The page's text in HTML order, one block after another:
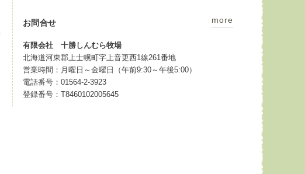
お問合せ more
有限会社 十勝しんむら牧場
北海道河東郡上士幌町字上音更西1線261番地
営業時間：月曜日～金曜日（午前9:30～午後5:00）
電話番号：01564-2-3923
登録番号：T8460102005645